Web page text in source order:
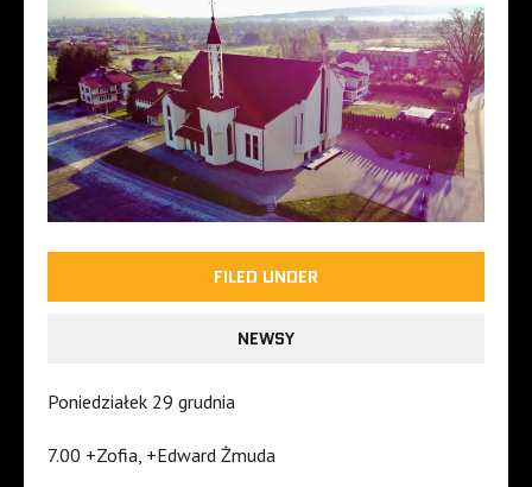
FILED UNDER
NEWSY
Poniedziałek 29 grudnia
7.00 +Zofia, +Edward Żmuda